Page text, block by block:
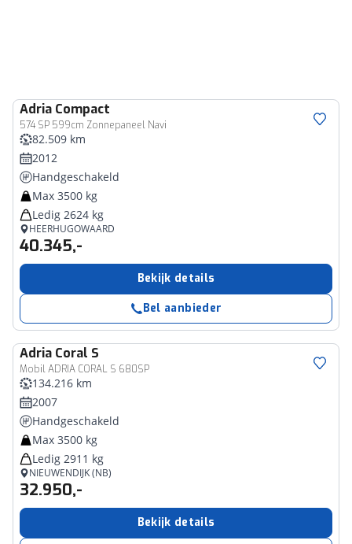
Adria Compact
574 SP 599cm Zonnepaneel Navi
82.509 km
2012
Handgeschakeld
Max 3500 kg
Ledig 2624 kg
HEERHUGOWAARD
40.345,-
Bekijk details
Bel aanbieder
Adria Coral S
Mobil ADRIA CORAL S 680SP
134.216 km
2007
Handgeschakeld
Max 3500 kg
Ledig 2911 kg
NIEUWENDIJK (NB)
32.950,-
Bekijk details